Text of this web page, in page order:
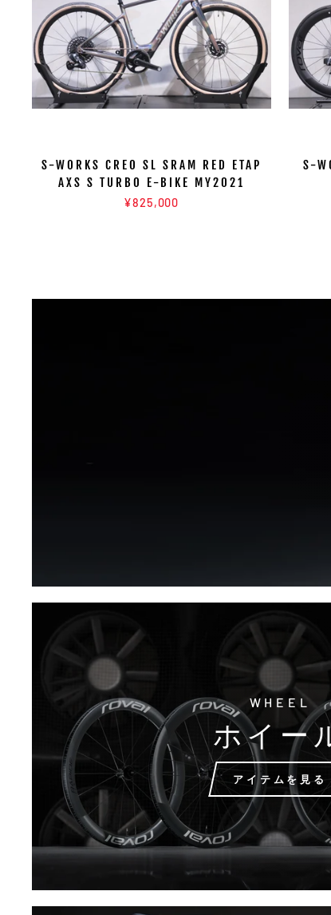
S-WORKS CREO SL SRAM RED ETAP
AXS S TURBO E-BIKE MY2021
¥825,000
S-
WHEEL
ホイー
アイテムを見る